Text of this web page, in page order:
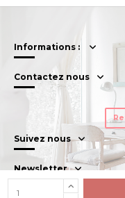
Informations :
Contactez nous
Suivez nous
Newsletter